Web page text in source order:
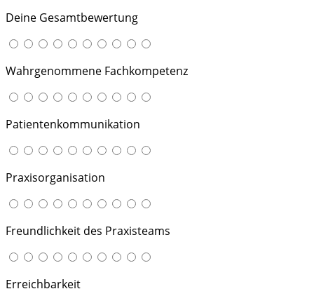
Deine Gesamtbewertung
Wahrgenommene Fachkompetenz
Patientenkommunikation
Praxisorganisation
Freundlichkeit des Praxisteams
Erreichbarkeit